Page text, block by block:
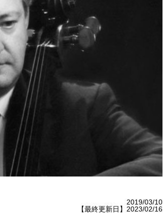
2019/03/10
【最終更新日】2023/02/16